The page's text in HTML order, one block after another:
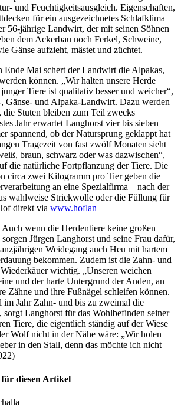
und Feuchtigkeitsausgleich. Eigenschaften,
für ein ausgezeichnetes Schlafklima
56-jährige Landwirt, der mit seinen Söhnen
dem Ackerbau noch Ferkel, Schweine,
Gänse aufzieht, mästet und züchtet.
Ende Mai schert der Landwirt die Alpakas,
können. „Wir halten unsere Herde
Tiere ist qualitativ besser und weicher“,
Gänse- und Alpaka-Landwirt. Dazu werden
die Stuten bleiben zum Teil zwecks
Jahr erwartet Langhorst vier bis sieben
spannend, ob der Natursprung geklappt hat
Tragezeit von fast zwölf Monaten sieht
braun, schwarz oder was dazwischen“,
die natürliche Fortpflanzung der Tiere. Die
circa zwei Kilogramm pro Tier geben die
an eine Spezialfirma – nach der
wahlweise Strickwolle oder die Füllung für
direkt via www.hoflan
Auch wenn die Herdentiere keine großen
Jürgen Langhorst und seine Frau dafür,
Weidegang auch Heu mit hartem
bekommen. Zudem ist die Zahn- und
wichtig. „Unseren weichen
und der harte Untergrund der Anden, an
Zähne und ihre Fußnägel schleifen können.
im Jahr Zahn- und bis zu zweimal die
Langhorst für das Wohlbefinden seiner
Tiere, die eigentlich ständig auf der Wiese
Wolf nicht in der Nähe wäre: „Wir holen
in den Stall, denn das möchte ich nicht
diesen Artikel